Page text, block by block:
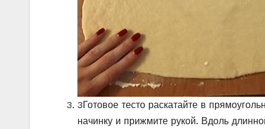
3Готовое тесто раскатайте в
начинку и прижмите рукой. Вдоль